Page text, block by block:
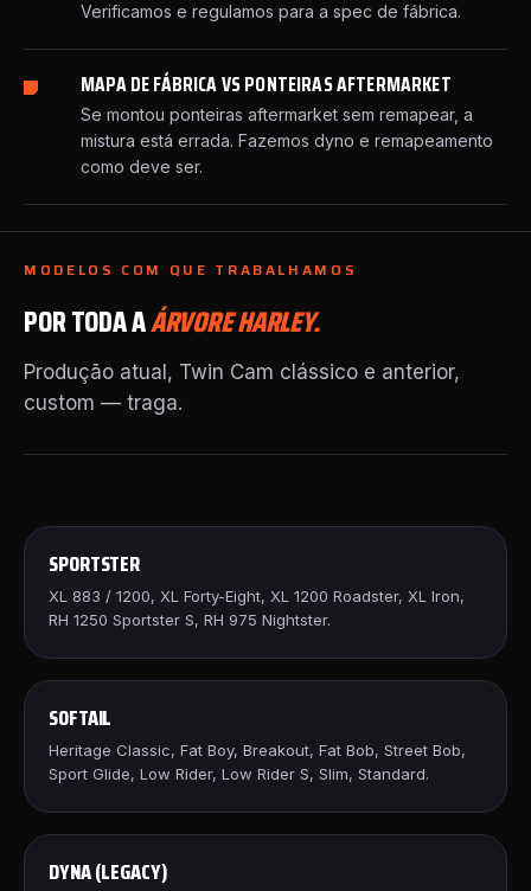
Verificamos e regulamos para a spec de fábrica.
MAPA DE FÁBRICA VS PONTEIRAS AFTERMARKET
Se montou ponteiras aftermarket sem remapear, a
mistura está errada. Fazemos dyno e remapeamento
como deve ser.
MODELOS COM QUE TRABALHAMOS
POR TODA AÁRVORE HARLEY.
Produção atual, Twin Cam clássico e anterior,
custom — traga.
SPORTSTER
XL 883 / 1200, XL Forty-Eight, XL 1200 Roadster, XL Iron,
RH 1250 Sportster S, RH 975 Nightster.
SOFTAIL
Heritage Classic, Fat Boy, Breakout, Fat Bob, Street Bob,
Sport Glide, Low Rider, Low Rider S, Slim, Standard.
DYNA (LEGACY)